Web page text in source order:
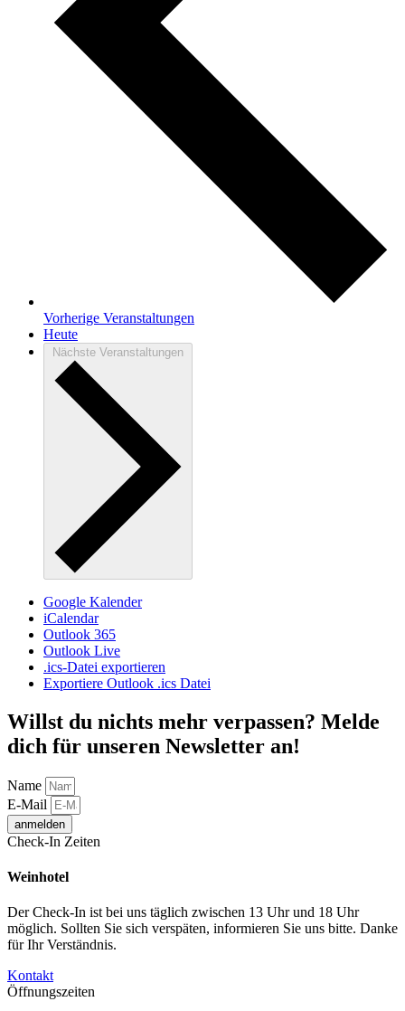
Vorherige Veranstaltungen
Heute
Nächste Veranstaltungen
Google Kalender
iCalendar
Outlook 365
Outlook Live
.ics-Datei exportieren
Exportiere Outlook .ics Datei
Willst du nichts mehr verpassen? Melde
dich für unseren Newsletter an!
Name
E-Mail
anmelden
Check-In Zeiten
Weinhotel
Der Check-In ist bei uns täglich zwischen 13 Uhr und 18 Uhr
möglich. Sollten Sie sich verspäten, informieren Sie uns bitte. Danke
für Ihr Verständnis.
Kontakt
Öffnungszeiten